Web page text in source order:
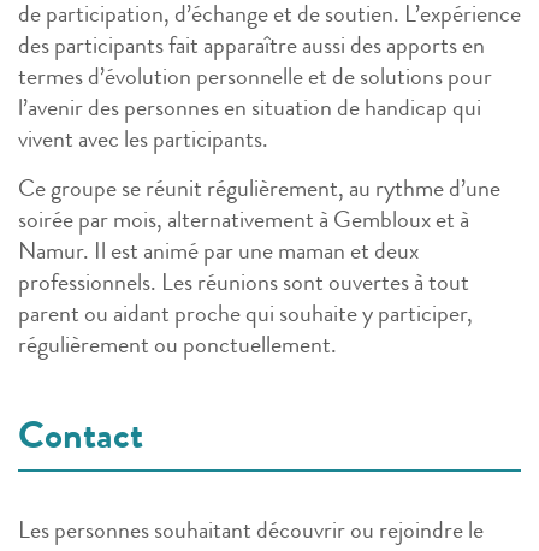
de participation, d’échange et de soutien. L’expérience
des participants fait apparaître aussi des apports en
termes d’évolution personnelle et de solutions pour
l’avenir des personnes en situation de handicap qui
vivent avec les participants.
Ce groupe se réunit régulièrement, au rythme d’une
soirée par mois, alternativement à Gembloux et à
Namur. Il est animé par une maman et deux
professionnels. Les réunions sont ouvertes à tout
parent ou aidant proche qui souhaite y participer,
régulièrement ou ponctuellement.
Contact
Les personnes souhaitant découvrir ou rejoindre le